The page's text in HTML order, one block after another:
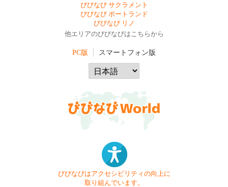
びびなび サクラメント
びびなび ポートランド
びびなび リノ
他エリアのびびなびはこちらから
PC版 スマートフォン版
びびなびはアクセシビリティの向上に
取り組んでいます。